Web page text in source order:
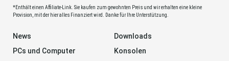
*Enthält einen Affiliate-Link. Sie kaufen zum gewohnten Preis und wir erhalten eine kleine
Provision, mit der hier alles Finanziert wird. Danke für Ihre Unterstützung.
News
Downloads
PCs und Computer
Konsolen